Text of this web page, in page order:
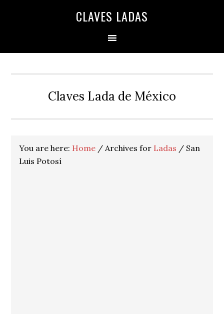
CLAVES LADAS
Claves Lada de México
You are here: Home / Archives for Ladas / San
Luis Potosí